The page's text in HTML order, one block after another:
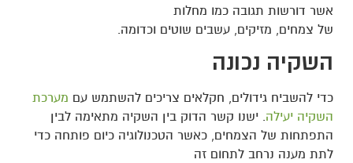
אשר דורשות תגובה כמו מחלות
של צמחים, מזיקים, עשבים שוטים וכדומה.
השקיה נכונה
כדי להשביח גידולים, חקלאים צריכים להשתמש עם מערכת
השקיה יעילה. ישנו קשר הדוק בין השקיה מתאימה לבין
התפתחות של הצמחים, כאשר הטכנולוגיה כיום פותחה כדי
לתת מענה נרחב לתחום זה